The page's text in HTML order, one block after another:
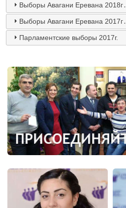
Выборы Авагани Еревана 2018г․
Выборы Авагани Еревана 2017г․
Парламентские выборы 2017г.